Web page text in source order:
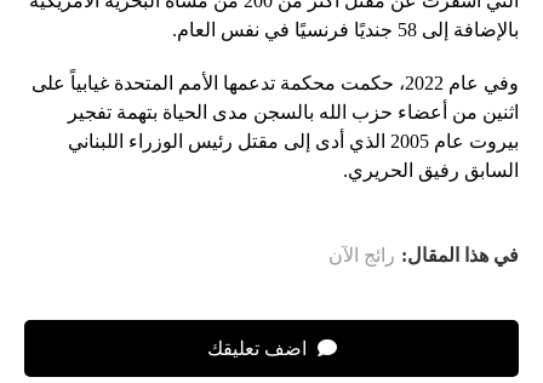
بالإضافة إلى 58 جنديًا فرنسيًا في نفس العام.
وفي عام 2022، حكمت محكمة تدعمها الأمم المتحدة غيابياً على
اثنين من أعضاء حزب الله بالسجن مدى الحياة بتهمة تفجير
بيروت عام 2005 الذي أدى إلى مقتل رئيس الوزراء اللبناني
السابق رفيق الحريري.
في هذا المقال: رائج الآن
اضف تعليقك